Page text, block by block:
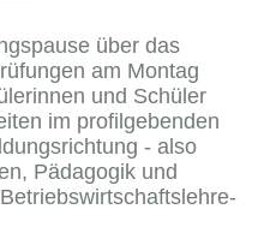
über das
am Montag
und Schüler
im profilgebenden
- also
Pädagogik und